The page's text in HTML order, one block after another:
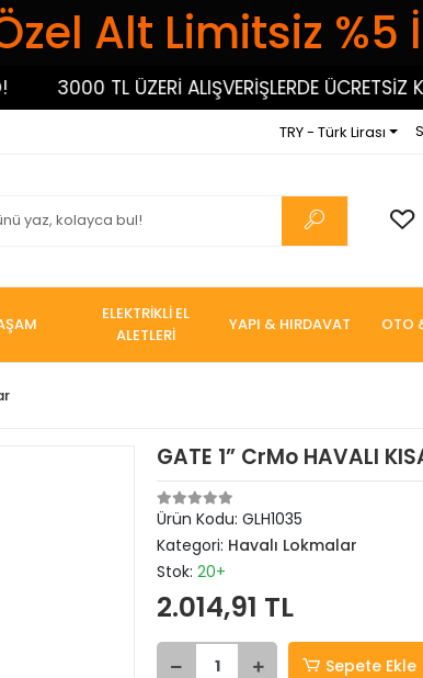
Alt Limitsiz
3000 TL ÜZERİ ALIŞVERİŞLERDE ÜCRETSİZ
TRY - Türk Lirası
ELEKTRİKLİ EL
ALETLERİ
YAPI & HIRDAVAT OTO
GATE 1” CrMo HAVALI
Ürün Kodu: GLH1035
Kategori: Havalı Lokmalar
Stok: 20+
2.014,91 TL
Sepete Ekle